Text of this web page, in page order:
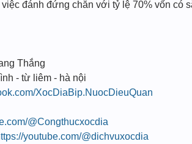
đánh đứng chẵn với tỷ lệ 70% vốn có
Thắng
- từ liêm - hà nội
XocDiaBip.NuocDieuQuan
@Congthucxocdia
youtube.com/@dichvuxocdia